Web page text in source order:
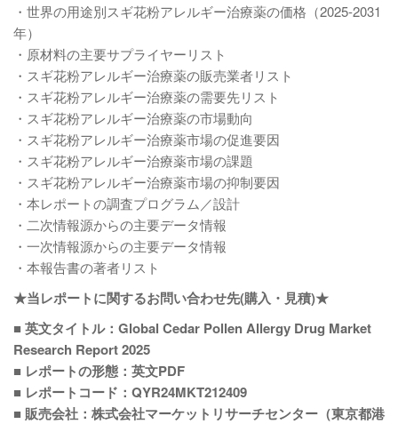
・世界の用途別スギ花粉アレルギー治療薬の価格（2025-2031
年）
・原材料の主要サプライヤーリスト
・スギ花粉アレルギー治療薬の販売業者リスト
・スギ花粉アレルギー治療薬の需要先リスト
・スギ花粉アレルギー治療薬の市場動向
・スギ花粉アレルギー治療薬市場の促進要因
・スギ花粉アレルギー治療薬市場の課題
・スギ花粉アレルギー治療薬市場の抑制要因
・本レポートの調査プログラム／設計
・二次情報源からの主要データ情報
・一次情報源からの主要データ情報
・本報告書の著者リスト
★当レポートに関するお問い合わせ先(購入・見積)★
■ 英文タイトル：Global Cedar Pollen Allergy Drug Market
Research Report 2025
■ レポートの形態：英文PDF
■ レポートコード：QYR24MKT212409
■ 販売会社：株式会社マーケットリサーチセンター（東京都港